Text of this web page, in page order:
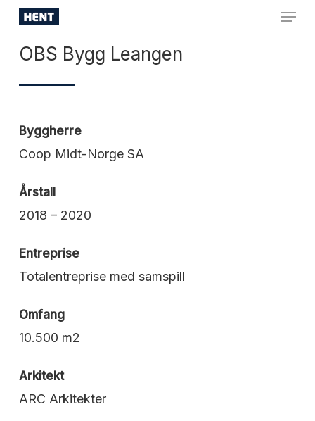
Skip
main
Menu
OBS Bygg Leangen
Byggherre
Coop Midt-Norge SA
Årstall
2018 – 2020
Entreprise
Totalentreprise med samspill
Omfang
10.500 m2
Arkitekt
ARC Arkitekter